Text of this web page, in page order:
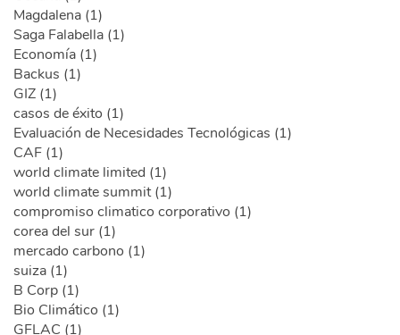
Magdalena (1)
Saga Falabella (1)
Economía (1)
Backus (1)
GIZ (1)
casos de éxito (1)
Evaluación de Necesidades Tecnológicas (1)
CAF (1)
world climate limited (1)
world climate summit (1)
compromiso climatico corporativo (1)
corea del sur (1)
mercado carbono (1)
suiza (1)
B Corp (1)
Bio Climático (1)
GFLAC (1)